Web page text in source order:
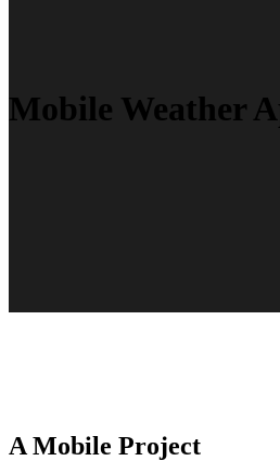
Mobile Weather
A Mobile Project